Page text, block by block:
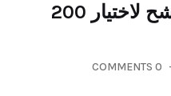
الرقمية تطلق نداءً للترشح لاختيار 200
0 COMMENTS